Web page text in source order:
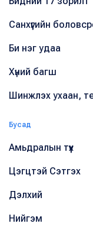
Санхүүгийн
Би нэг удаа
Хүний багш
Шинжлэх ухаан,
Бусад
Амьдралын түүх
Цэгцтэй Сэтгэх
Дэлхий
Нийгэм